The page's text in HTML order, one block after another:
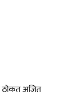
ठोकत अजित